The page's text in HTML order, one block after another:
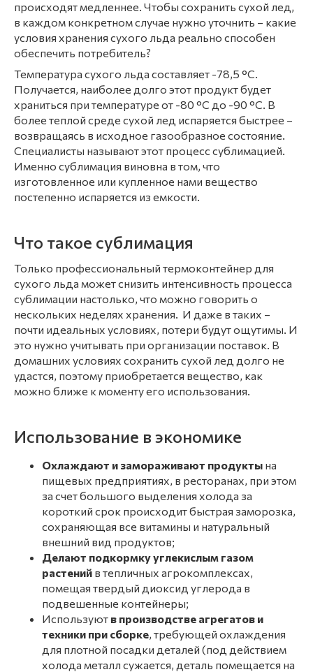
происходят медленнее. Чтобы сохранить сухой лед,
в каждом конкретном случае нужно уточнить – какие
условия хранения сухого льда реально способен
обеспечить потребитель?
Температура сухого льда составляет -78,5 °С.
Получается, наиболее долго этот продукт будет
храниться при температуре от -80 °С до -90 °С. В
более теплой среде сухой лед испаряется быстрее –
возвращаясь в исходное газообразное состояние.
Специалисты называют этот процесс сублимацией.
Именно сублимация виновна в том, что
изготовленное или купленное нами вещество
постепенно испаряется из емкости.
Что такое сублимация
Только профессиональный термоконтейнер для
сухого льда может снизить интенсивность процесса
сублимации настолько, что можно говорить о
нескольких неделях хранения. И даже в таких –
почти идеальных условиях, потери будут ощутимы. И
это нужно учитывать при организации поставок. В
домашних условиях сохранить сухой лед долго не
удастся, поэтому приобретается вещество, как
можно ближе к моменту его использования.
Использование в экономике
Охлаждают и замораживают продукты на
пищевых предприятиях, в ресторанах, при этом
за счет большого выделения холода за
короткий срок происходит быстрая заморозка,
сохраняющая все витамины и натуральный
внешний вид продуктов;
Делают подкормку углекислым газом
растений в тепличных агрокомплексах,
помещая твердый диоксид углерода в
подвешенные контейнеры;
Используют в производстве агрегатов и
техники при сборке, требующей охлаждения
для плотной посадки деталей (под действием
холода металл сужается, деталь помещается на